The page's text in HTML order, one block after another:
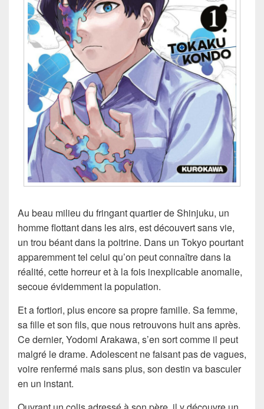
Au beau milieu du fringant quartier de Shinjuku, un
homme flottant dans les airs, est découvert sans vie,
un trou béant dans la poitrine. Dans un Tokyo pourtant
apparemment tel celui qu’on peut connaître dans la
réalité, cette horreur et à la fois inexplicable anomalie,
secoue évidemment la population.
Et a fortiori, plus encore sa propre famille. Sa femme,
sa fille et son fils, que nous retrouvons huit ans après.
Ce dernier, Yodomi Arakawa, s’en sort comme il peut
malgré le drame. Adolescent ne faisant pas de vagues,
voire renfermé mais sans plus, son destin va basculer
en un instant.